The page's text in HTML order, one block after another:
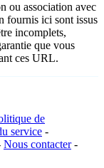
ou association avec
fournis ici sont issus
incomplets,
que vous
ces URL.
de
service -
Nous contacter-